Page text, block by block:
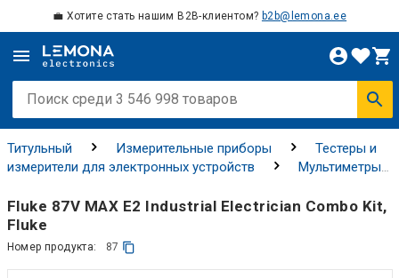
💼 Хотите стать нашим B2B-клиентом? b2b@lemona.ee
Титульный Измерительные приборы
Тестеры и
измерители для электронных устройств
Мультиметры
Fluke 87V MAX E2 Industrial Electrician Combo Kit,
Fluke
Номер продукта: 87